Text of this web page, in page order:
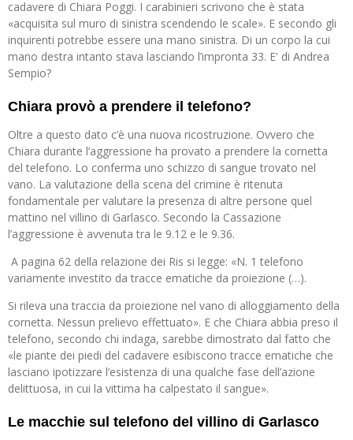
cadavere di Chiara Poggi. I carabinieri scrivono che è stata
«acquisita sul muro di sinistra scendendo le scale». E secondo gli
inquirenti potrebbe essere una mano sinistra. Di un corpo la cui
mano destra intanto stava lasciando l’impronta 33. E' di Andrea
Sempio?
Chiara provò a prendere il telefono?
Oltre a questo dato c’è una nuova ricostruzione. Ovvero che
Chiara durante l’aggressione ha provato a prendere la cornetta
del telefono. Lo conferma uno schizzo di sangue trovato nel
vano. La valutazione della scena del crimine è ritenuta
fondamentale per valutare la presenza di altre persone quel
mattino nel villino di Garlasco. Secondo la Cassazione
l’aggressione è avvenuta tra le 9.12 e le 9.36.
A pagina 62 della relazione dei Ris si legge: «N. 1 telefono
variamente investito da tracce ematiche da proiezione (…).
Si rileva una traccia da proiezione nel vano di alloggiamento della
cornetta. Nessun prelievo effettuato». E che Chiara abbia preso il
telefono, secondo chi indaga, sarebbe dimostrato dal fatto che
«le piante dei piedi del cadavere esibiscono tracce ematiche che
lasciano ipotizzare l’esistenza di una qualche fase dell’azione
delittuosa, in cui la vittima ha calpestato il sangue».
Le macchie sul telefono del villino di Garlasco